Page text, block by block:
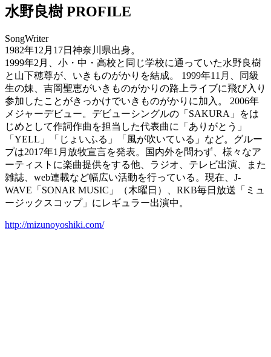
水野良樹 PROFILE
SongWriter
1982年12月17日神奈川県出身。
1999年2月、小・中・高校と同じ学校に通っていた水野良樹
と山下穂尊が、いきものがかりを結成。 1999年11月、同級
生の妹、吉岡聖恵がいきものがかりの路上ライブに飛び入り
参加したことがきっかけでいきものがかりに加入。 2006年
メジャーデビュー。デビューシングルの「SAKURA」をは
じめとして作詞作曲を担当した代表曲に「ありがとう」
「YELL」「じょいふる」「風が吹いている」など。グルー
プは2017年1月放牧宣言を発表。国内外を問わず、様々なア
ーティストに楽曲提供をする他、ラジオ、テレビ出演、また
雑誌、web連載など幅広い活動を行っている。現在、J-
WAVE「SONAR MUSIC」（木曜日）、RKB毎日放送「ミュ
ージックスコップ」にレギュラー出演中。
http://mizunoyoshiki.com/